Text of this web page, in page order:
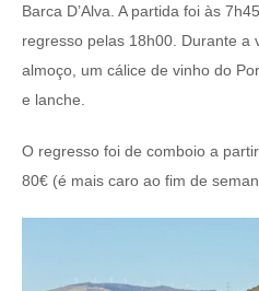
Barca D’Alva. A partida foi às
regresso pelas 18h00. Durante a
almoço, um cálice de vinho do
e lanche.
O regresso foi de comboio a
80€ (é mais caro ao fim de